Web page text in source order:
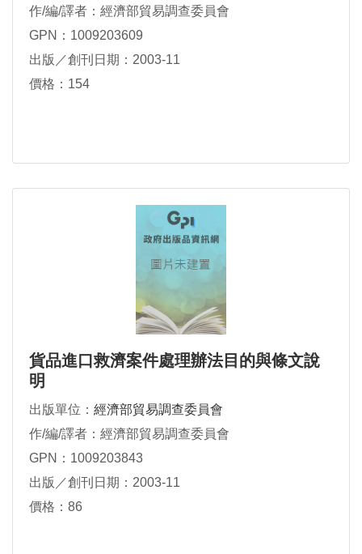
作/編/譯者：經濟部貿易調查委員會
GPN：1009203609
出版／創刊日期：2003-11
價格：154
貨品進口救濟案件處理辦法目的與條文說
明
出版單位： 經濟部貿易調查委員會
作/編/譯者：經濟部貿易調查委員會
GPN：1009203843
出版／創刊日期：2003-11
價格：86